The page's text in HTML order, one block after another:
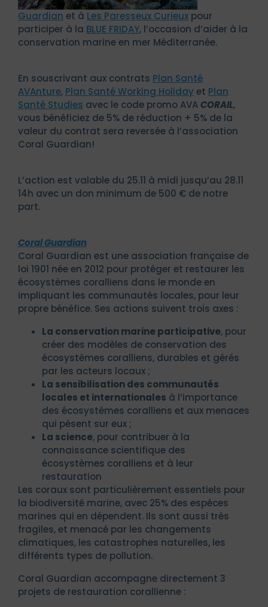
Guardian et à Les Paresseux Curieux pour
participer à la BLUE FRIDAY, l’occasion d’aider à la
conservation marine en mer Méditerranée.
En souscrivant aux contrats Plan Santé
AVAnture, Plan Santé Working Holiday et Plan
Santé Studies avec le code promo AVA CORAIL,
vous bénéficiez de 5% de réduction + 5% de la
valeur du contrat sera reversée à l’association
Coral Guardian!
L’action est valable du 25.11 à midi jusqu’au 28.11
14h avec un don minimum de 500 € de notre
part.
Coral Guardian
Coral Guardian est une association française de
loi 1901 née en 2012 pour protéger et restaurer les
écosystèmes coralliens dans le monde en
impliquant les communautés locales, pour leur
propre bénéfice. Ses actions suivent trois axes :
La conservation marine participative, pour
créer des modèles de conservation des
écosystèmes coralliens, durables et gérés
par les acteurs locaux ;
La sensibilisation des communautés
locales et internationales à l’importance
des écosystèmes coralliens et aux menaces
qui pèsent sur eux ;
La science, pour contribuer à la
connaissance scientifique des
écosystèmes coralliens et à leur
restauration
Les coraux sont particulièrement essentiels pour
la biodiversité marine, avec 25% des espèces
marines qui en dépendent. Ils sont aussi très
fragiles, et menacé par les changements
climatiques, les catastrophes naturelles, les
différents types de pollution.
Coral Guardian accompagne directement 3
projets de restauration corallienne :